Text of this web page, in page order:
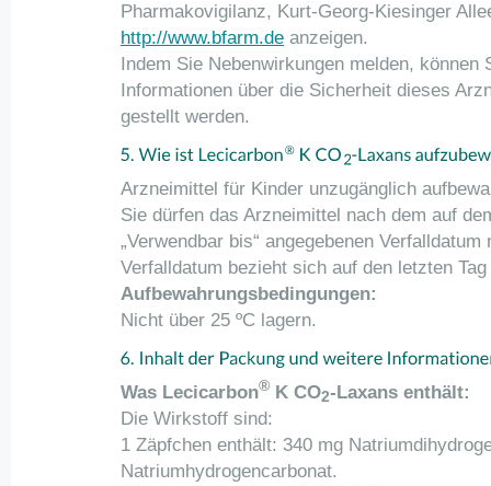
Pharmakovigilanz, Kurt-Georg-Kiesinger
http://www.bfarm.de anzeigen.
Indem Sie Nebenwirkungen melden, können
Informationen über die Sicherheit dieses
gestellt werden.
Arzneimittel für Kinder unzugänglich
Sie dürfen das Arzneimittel nach dem auf
„Verwendbar bis“ angegebenen
Verfalldatum bezieht sich auf den letzten
Aufbewahrungsbedingungen:
Nicht über 25 ºC lagern.
Was Lecicarbon® K CO2-Laxans enthält:
Die Wirkstoff sind:
1 Zäpfchen enthält: 340 mg
Natriumhydrogencarbonat.